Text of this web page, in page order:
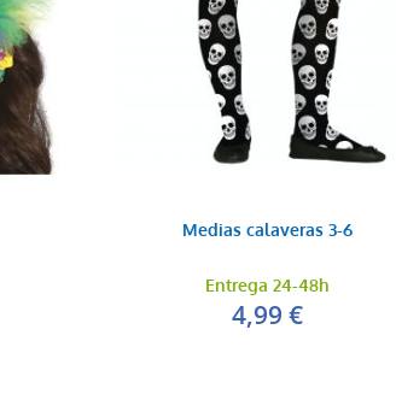
Medias calaveras 3-6
Entrega 24-48h
4,99 €